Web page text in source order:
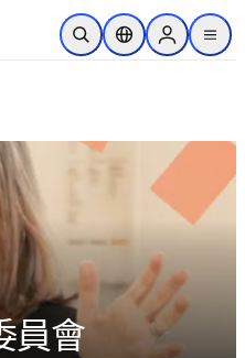
跳到主要內容
公開搜尋位置選擇器Sign in to
menu
員會